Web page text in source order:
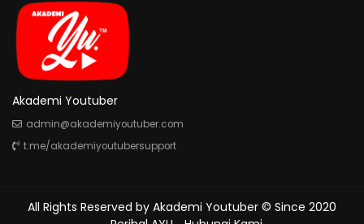
Akademi Youtuber
admin@akademiyoutuber.com
t.me/akademiyoutubersupport
All Rights Reserved by Akademi Youtuber © Since 2020